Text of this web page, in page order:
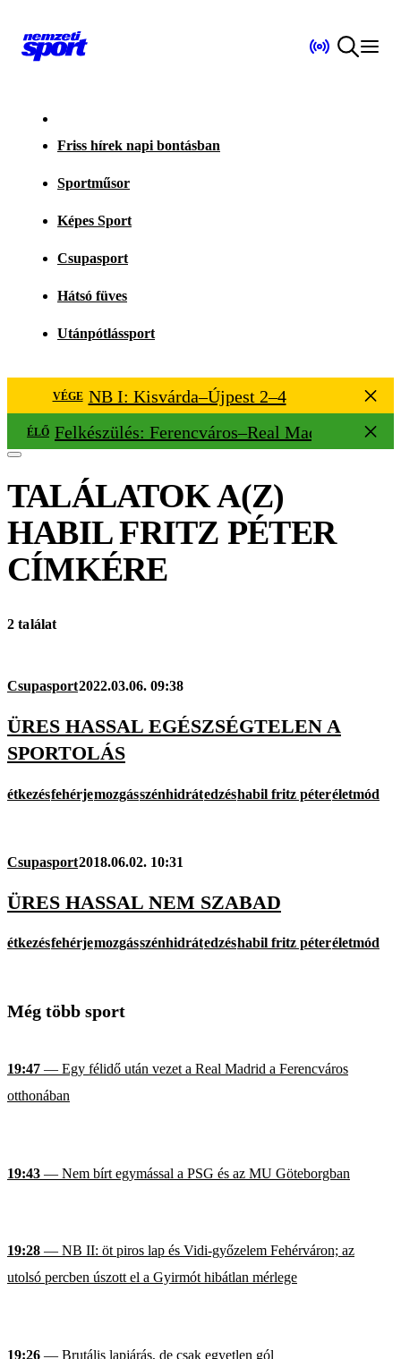
Friss hírek napi bontásban
Sportműsor
Képes Sport
Csupasport
Hátsó füves
Utánpótlássport
VÉGE NB I: Kisvárda–Újpest 2–4
ÉLŐ Felkészülés: Ferencváros–Real Madrid 0–1
TALÁLATOK A(Z)
HABIL FRITZ PÉTER
CÍMKÉRE
2 találat
Csupasport2022.03.06. 09:38
ÜRES HASSAL EGÉSZSÉGTELEN A
SPORTOLÁS
étkezésfehérjemozgásszénhidrátedzéshabil fritz péteréletmód
Csupasport2018.06.02. 10:31
ÜRES HASSAL NEM SZABAD
étkezésfehérjemozgásszénhidrátedzéshabil fritz péteréletmód
Még több sport
19:47 — Egy félidő után vezet a Real Madrid a Ferencváros
otthonában
19:43 — Nem bírt egymással a PSG és az MU Göteborgban
19:28 — NB II: öt piros lap és Vidi-győzelem Fehérváron; az
utolsó percben úszott el a Gyirmót hibátlan mérlege
19:26 — Brutális lapjárás, de csak egyetlen gól